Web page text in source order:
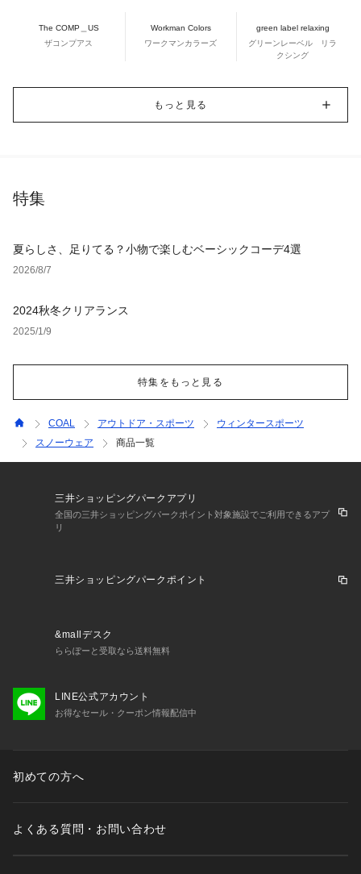
The COMP＿US
ザコンプアス
Workman Colors
ワークマンカラーズ
green label relaxing
グリーンレーベル リラ
クシング
もっと見る
特集
夏らしさ、足りてる？小物で楽しむベーシックコーデ4選
2026/8/7
2024秋冬クリアランス
2025/1/9
特集をもっと見る
COAL アウトドア・スポーツ
ウィンタースポーツ
スノーウェア
商品一覧
三井ショッピングパークアプリ
全国の三井ショッピングパークポイント対象施設でご利用できるアプ
リ
三井ショッピングパークポイント
&mallデスク
ららぽーと受取なら送料無料
LINE公式アカウント
お得なセール・クーポン情報配信中
初めての方へ
よくある質問・お問い合わせ